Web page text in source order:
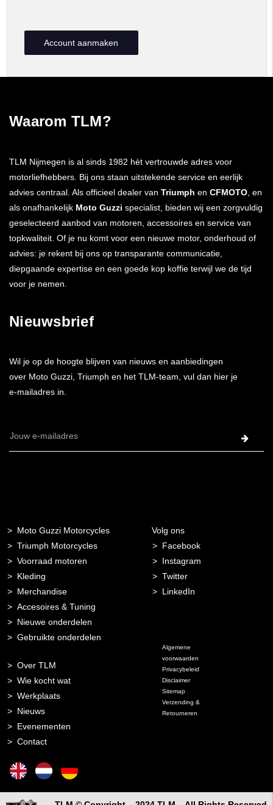
Account aanmaken
Waarom TLM?
TLM Nijmegen is al sinds 1982 hèt vertrouwde adres voor
motorliefhebbers. Bij ons staan uitstekende service en eerlijk
advies centraal. Als officieel dealer van Triumph en CFMOTO , en
als onafhankelijk Moto Guzzi specialist, bieden wij een zorgvuldig
geselecteerd aanbod van motoren, accessoires en service van
topkwaliteit. Of je nu komt voor een nieuwe motor, onderhoud of
advies: je rekent bij ons op transparante communicatie,
diepgaande expertise en een goede kop koffie terwijl we de tijd
voor je nemen.
Nieuwsbrief
Wil je op de hoogte blijven van nieuws en aanbiedingen
over Moto Guzzi, Triumph en het TLM-team, vul dan hier je
e-mailadres in.
E-
Moto Guzzi Motorcycles
Triumph Motorcycles
Voorraad motoren
Kleding
Merchandise
Accesoires & Tuning
Nieuwe onderdelen
Gebruikte onderdelen
Over TLM
Wie kocht wat
Werkplaats
Nieuws
Evenementen
Contact
Volg ons
Facebook
Instagram
Twitter
LinkedIn
Algemene
voorwaarden
Privacybeleid
Disclaimer
Sitemap
Verzending &
Retourneren